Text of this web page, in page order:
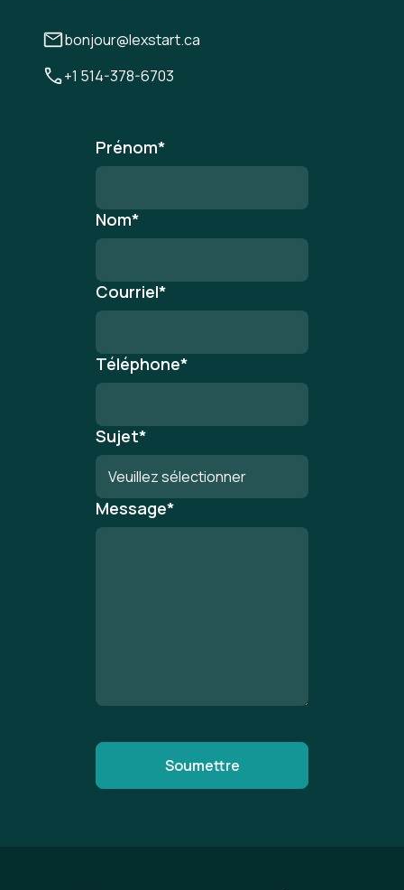
bonjour@lexstart.ca
+1 514-378-6703
Prénom*
Nom*
Courriel*
Téléphone*
Sujet*
Message*